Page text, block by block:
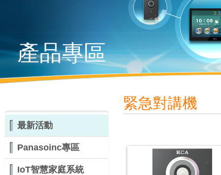
產品專區
最新活動
Panasoinc專區
IoT智慧家庭系統
緊急對講機